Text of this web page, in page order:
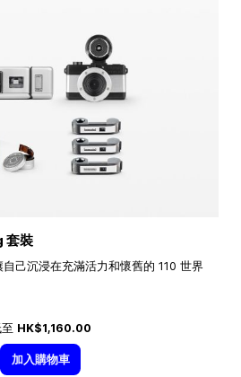
套裝
己沉浸在充滿活力和懷舊的 110 世界
HK$1,160.00
加入購物車